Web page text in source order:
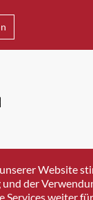
Website
der
Services weiter für